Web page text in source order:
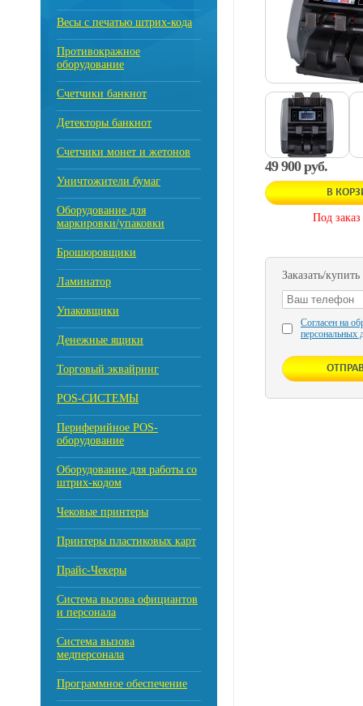
Весы с печатью штрих-кода
Противокражное
оборудование
Счетчики банкнот
Детекторы банкнот
Счетчики монет и жетонов
Уничтожители бумаг
Оборудование для
маркировки/упаковки
Брошюровщики
Ламинатор
Упаковщики
Денежные ящики
Торговый эквайринг
POS-СИСТЕМЫ
Периферийное POS-
оборудование
Оборудование для работы со
штрих-кодом
Чековые принтеры
Принтеры пластиковых карт
Прайс-Чекеры
Cистема вызова официантов
и персонала
Система вызова
медперсонала
Программное обеспечение
49 900 руб.
В
Под
Заказать/
Согласен на
персональных